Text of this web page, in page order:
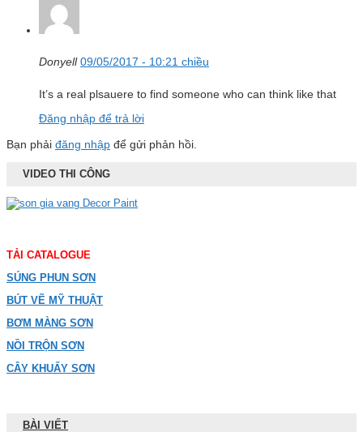
Donyell 09/05/2017 - 10:21 chiều
It’s a real plsauere to find someone who can think like that
Đăng nhập để trả lời
Bạn phải đăng nhập để gửi phản hồi.
VIDEO THI CÔNG
TẢI CATALOGUE
SÚNG PHUN SƠN
BÚT VẼ MỸ THUẬT
BƠM MÀNG SƠN
NỒI TRỘN SƠN
CÂY KHUẤY SƠN
BÀI VIẾT